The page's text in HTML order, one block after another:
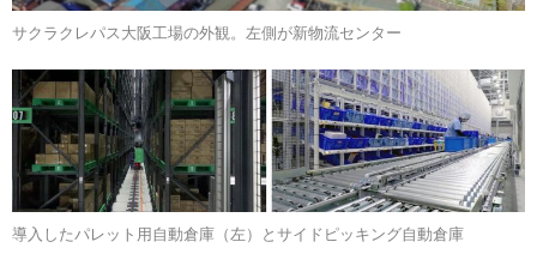
サクラクレパス大阪工場の外観。左側が新物流センター
導入したパレット用自動倉庫（左）とサイドピッキング自動倉庫